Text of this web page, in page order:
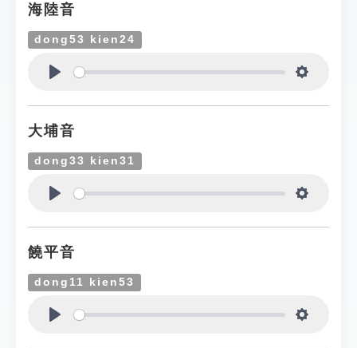
海陸音
dong53 kien24
大埔音
dong33 kien31
饒平音
dong11 kien53